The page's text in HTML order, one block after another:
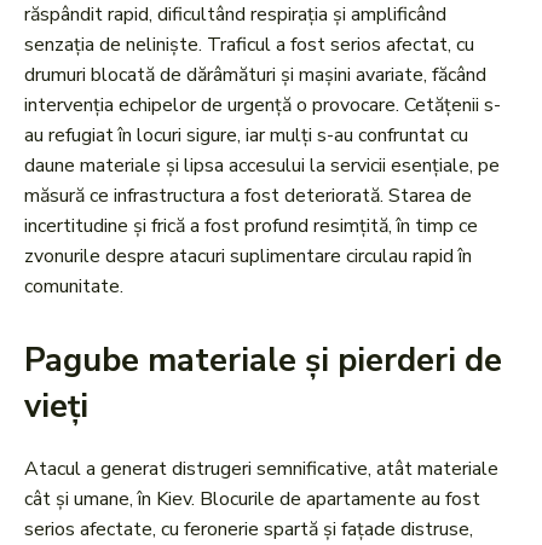
răspândit rapid, dificultând respirația și amplificând
senzația de neliniște. Traficul a fost serios afectat, cu
drumuri blocată de dărâmături și mașini avariate, făcând
intervenția echipelor de urgență o provocare. Cetățenii s-
au refugiat în locuri sigure, iar mulți s-au confruntat cu
daune materiale și lipsa accesului la servicii esențiale, pe
măsură ce infrastructura a fost deteriorată. Starea de
incertitudine și frică a fost profund resimțită, în timp ce
zvonurile despre atacuri suplimentare circulau rapid în
comunitate.
Pagube materiale și pierderi de
vieți
Atacul a generat distrugeri semnificative, atât materiale
cât și umane, în Kiev. Blocurile de apartamente au fost
serios afectate, cu feronerie spartă și fațade distruse,